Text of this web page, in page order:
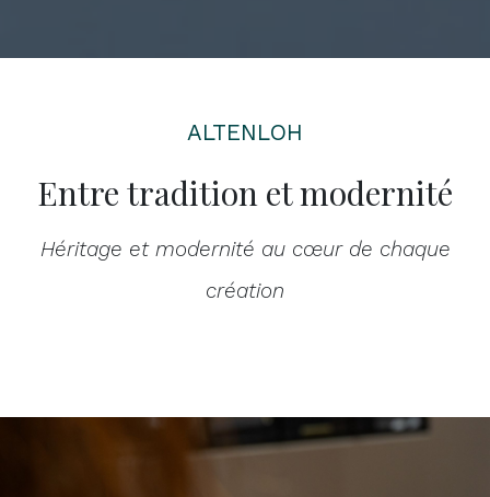
ALTENLOH
Entre tradition et modernité
Héritage et modernité au cœur de chaque
création